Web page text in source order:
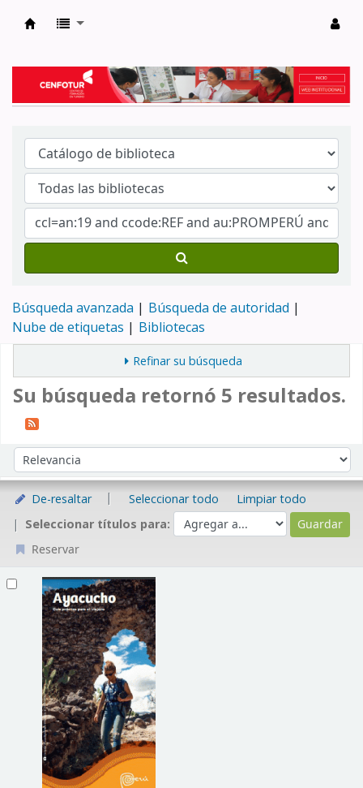
Búsqueda avanzada
Búsqueda de autoridad
Nube de etiquetas
Bibliotecas
Refinar su búsqueda
Su búsqueda retornó 5 resultados.
Ordenar por:
De-resaltar Seleccionar todo
Limpiar todo
Seleccionar títulos para:
Reservar